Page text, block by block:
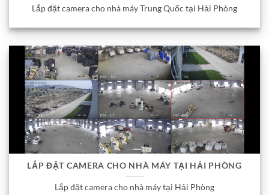
Lắp đặt camera cho nhà máy Trung Quốc tại Hải Phòng
LẮP ĐẶT CAMERA CHO NHÀ MÁY TẠI HẢI PHÒNG
Lắp đặt camera cho nhà máy tại Hải Phòng